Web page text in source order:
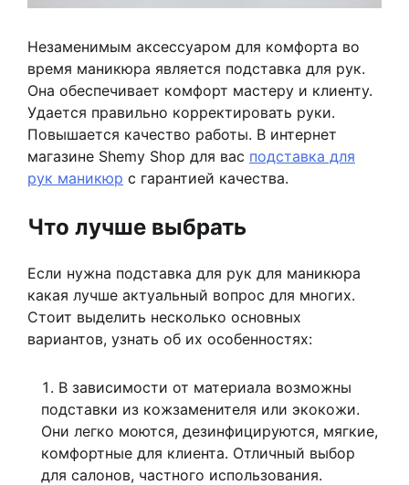
Незаменимым аксессуаром для комфорта во
время маникюра является подставка для рук.
Она обеспечивает комфорт мастеру и клиенту.
Удается правильно корректировать руки.
Повышается качество работы. В интернет
магазине Shemy Shop для вас подставка для
рук маникюр с гарантией качества.
Что лучше выбрать
Если нужна подставка для рук для маникюра
какая лучше актуальный вопрос для многих.
Стоит выделить несколько основных
вариантов, узнать об их особенностях:
В зависимости от материала возможны
подставки из кожзаменителя или экокожи.
Они легко моются, дезинфицируются, мягкие,
комфортные для клиента. Отличный выбор
для салонов, частного использования.